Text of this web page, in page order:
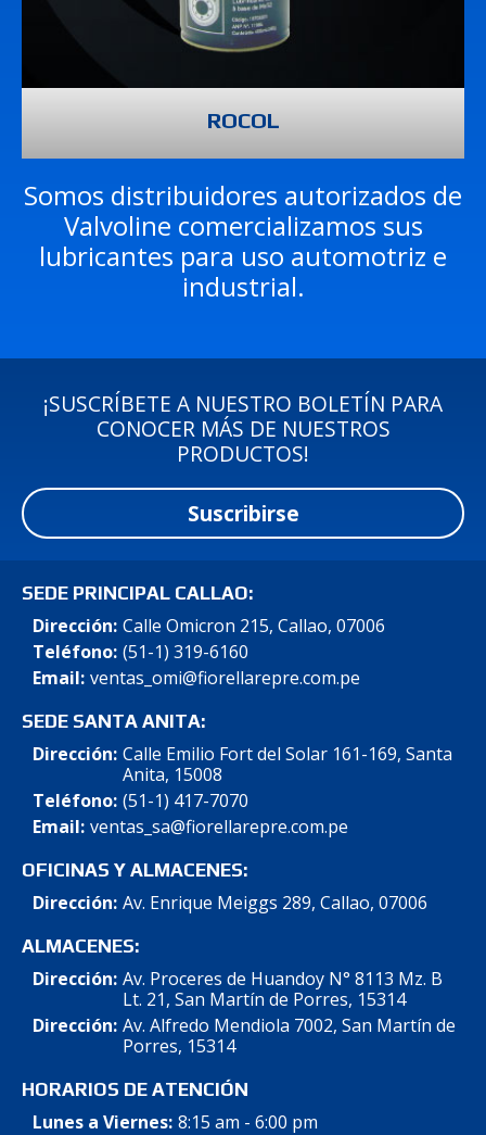
ROCOL
Somos distribuidores autorizados de
Valvoline comercializamos sus
lubricantes para uso automotriz e
industrial.
¡SUSCRÍBETE A NUESTRO BOLETÍN PARA
CONOCER MÁS DE NUESTROS
PRODUCTOS!
Suscribirse
SEDE PRINCIPAL CALLAO:
Dirección: Calle Omicron 215, Callao, 07006
Teléfono: (51-1) 319-6160
Email: ventas_omi@fiorellarepre.com.pe
SEDE SANTA ANITA:
Dirección: Calle Emilio Fort del Solar 161-169, Santa
Anita, 15008
Teléfono: (51-1) 417-7070
Email: ventas_sa@fiorellarepre.com.pe
OFICINAS Y ALMACENES:
Dirección: Av. Enrique Meiggs 289, Callao, 07006
ALMACENES:
Dirección: Av. Proceres de Huandoy N° 8113 Mz. B
Lt. 21, San Martín de Porres, 15314
Dirección: Av. Alfredo Mendiola 7002, San Martín de
Porres, 15314
HORARIOS DE ATENCIÓN
Lunes a Viernes: 8:15 am - 6:00 pm